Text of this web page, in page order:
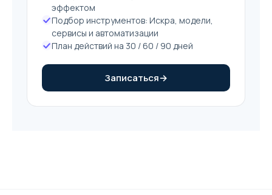
эффектом
Подбор инструментов: Искра, модели,
сервисы и автоматизации
План действий на 30 / 60 / 90 дней
Записаться→